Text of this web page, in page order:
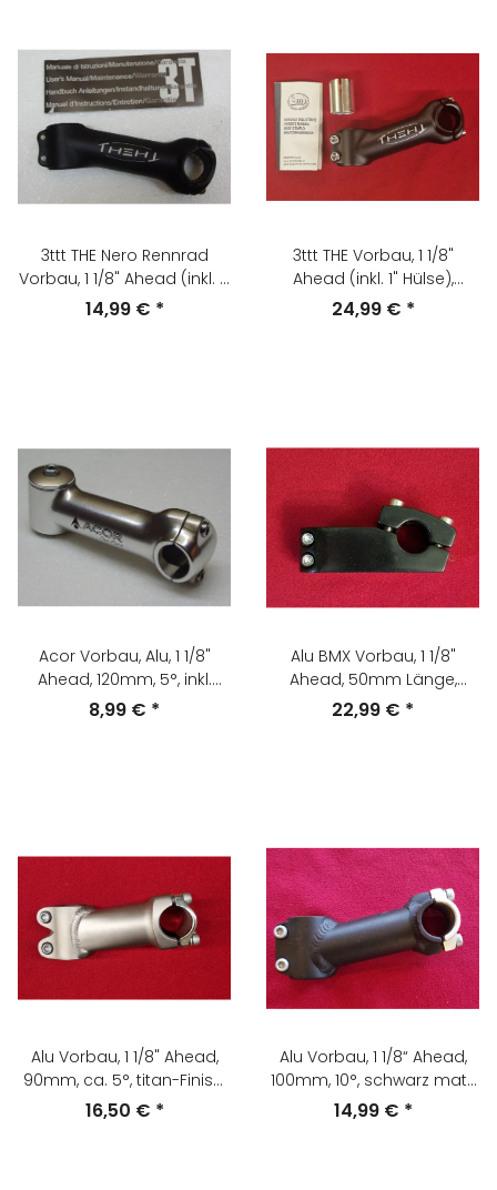
3ttt THE Nero Rennrad
Vorbau, 1 1/8" Ahead (inkl. 1"
Hülse), 120mm, ca. -10°,
14,99 € *
3ttt THE Vorbau, 1 1/8"
Ahead (inkl. 1" Hülse),
105mm, +/-15°, schwarz,
24,99 € *
Acor Vorbau, Alu, 1 1/8"
Ahead, 120mm, 5°, inkl.
Deckel+Klemme, silber, NEU
8,99 € *
Alu BMX Vorbau, 1 1/8"
Ahead, 50mm Länge,
22,2mm Lenkerklemmung,
22,99 € *
Alu Vorbau, 1 1/8" Ahead,
90mm, ca. 5°, titan-Finish,
NEU
16,50 € *
Alu Vorbau, 1 1/8“ Ahead,
100mm, 10°, schwarz matt,
NEU
14,99 € *